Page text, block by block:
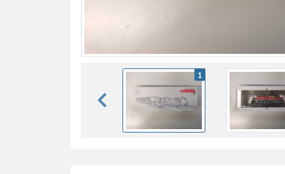
zurück blättern
1